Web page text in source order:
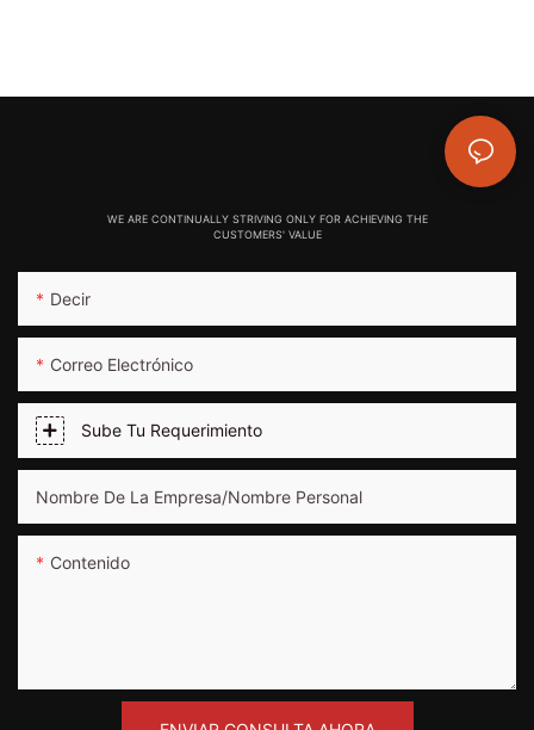
WE ARE CONTINUALLY STRIVING ONLY FOR ACHIEVING THE
CUSTOMERS' VALUE
Decir
Correo Electrónico
Sube Tu Requerimiento
Nombre De La Empresa/nombre Personal
Contenido